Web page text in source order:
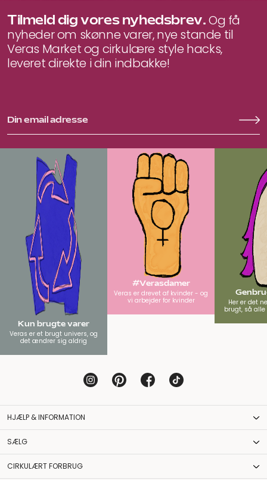
Tilmeld dig vores nyhedsbrev.Og få
nyheder om skønne varer, nye stande til
Veras Market og cirkulære style hacks,
leveret direkte i din indbakke!
Kun brugte varer
Veras er et brugt univers, og
det ændrer sig aldrig
#Verasdamer
Veras er drevet af kvinder - og
vi arbejder for kvinder
Her er det
brugt, så
HJÆLP & INFORMATION
SÆLG
CIRKULÆRT FORBRUG